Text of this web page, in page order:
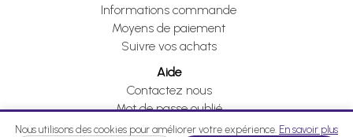
Informations commande
Moyens de paiement
Suivre vos achats
Aide
Contactez nous
Mot de passe oublié
Je me rétracte
Nous utilisons des cookies pour améliorer votre expérience. En savoir plus